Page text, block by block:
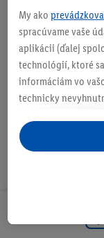
O produkte
My ako
spracúvame vaše
aplikácii (ďalej
technológií, ktoré
informáciám vo
technicky
personalizovanú
ste účastníkom
aj údaje z vášho
následne si
tiež vytvoriť